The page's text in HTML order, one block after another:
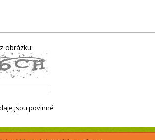
obrázku:
jsou povinné